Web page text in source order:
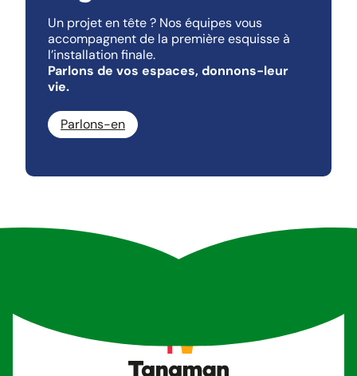
Un projet en tête ? Nos équipes vous
accompagnent de la première esquisse à
l’installation finale.
Parlons de vos espaces, donnons-leur
vie.
Parlons-en